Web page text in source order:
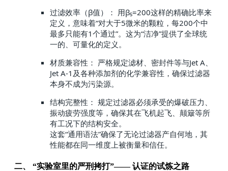
过滤效率（β值）： 用β₅=200这样的精确比率来
定义，意味着“对大于5微米的颗粒，每200个中
最多只能有1个通过”。这为“洁净”提供了全球统
一的、可量化的定义。
材质兼容性： 严格规定滤材、密封件等与Jet A、
Jet A-1及各种添加剂的化学兼容性，确保过滤器
本身不成为污染源。
结构完整性： 规定过滤器必须承受的爆破压力、
振动疲劳强度等，确保其在飞机起飞、颠簸等所
有工况下的结构安全。
这套“通用语法”确保了无论过滤器产自何地，其
性能都在同一维度上被衡量和信任。
二、 “实验室里的严刑拷打”—— 认证的试炼之路